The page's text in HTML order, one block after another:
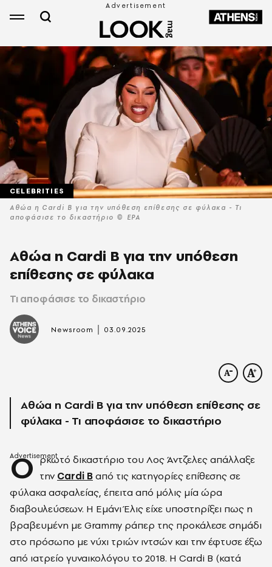
Αθώα η Cardi B για την υπόθεση επίθεσης σε φύλακα - Τι
αποφάσισε το δικαστήριο © EPA
CELEBRITIES
Αθώα η Cardi B για την υπόθεση
επίθεσης σε φύλακα
Τι αποφάσισε το δικαστήριο
Newsroom 03.09.2025
Αθώα η Cardi B για την υπόθεση επίθεσης σε
φύλακα - Τι αποφάσισε το δικαστήριο
Ο ρκωτό δικαστήριο του Λος Άντζελες απάλλαξε
την Cardi Bαπό τις κατηγορίες επίθεσης σε
φύλακα ασφαλείας, έπειτα από μόλις μία ώρα
διαβουλεύσεων. Η Εμάνι Έλις είχε υποστηρίξει πως η
βραβευμένη με Grammy ράπερ της προκάλεσε σημάδι
στο πρόσωπο με νύχι τριών ιντσών και την έφτυσε έξω
από ιατρείο γυναικολόγου το 2018. Η Cardi B (κατά